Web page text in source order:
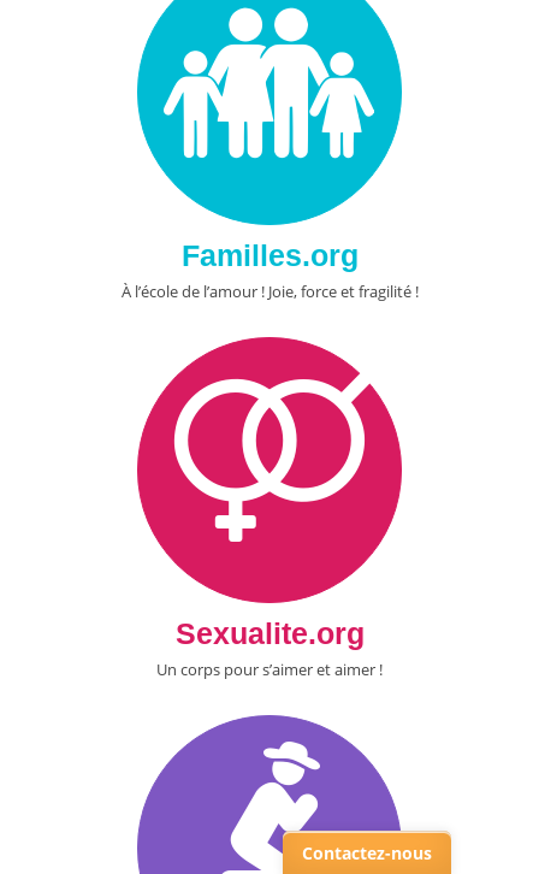
Contactez-nous
Familles.org
À l’école de l’amour ! Joie, force et fragilité !
Sexualite.org
Un corps pour s’aimer et aimer !